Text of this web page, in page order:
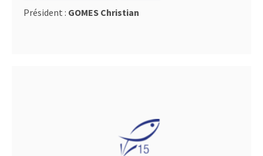
Président : GOMES Christian